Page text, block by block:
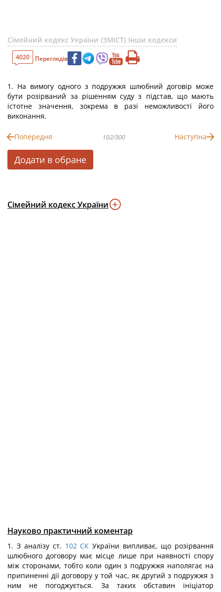
Сімейний кодекс України (ЗМІСТ) Інши кодекси
4020 Переглядів
1. На вимогу одного з подружжя шлюбний договір може
бути розірваний за рішенням суду з підстав, що мають
істотне значення, зокрема в разі неможливості його
виконання.
Попередня 102/300 Наступна
Додати в обране
Сімейний кодекс України
Науково практичний коментар
1. З аналізу ст. 102 СК України випливає, що розірвання
шлюбного договору має місце лише при наявності спору
між сторонами, тобто коли один з подружжя наполягає на
припиненні дії договору у той час, як другий з подружжя з
ним не погоджується. За таких обставин ініціатор